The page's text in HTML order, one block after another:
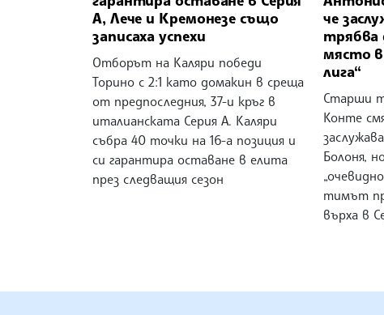
А, Лече и Кремонезе също
записаха успехи
Отборът на Каляри победи
Торино с 2:1 като домакин в среща
от предпоследния, 37-и кръг в
италианската Серия А. Каляри
събра 40 точки на 16-а позиция и
си гарантира оставане в елита
през следващия сезон
че
трябва
място
лига“
Старши
Конте
Болоня,
тимът
върха в